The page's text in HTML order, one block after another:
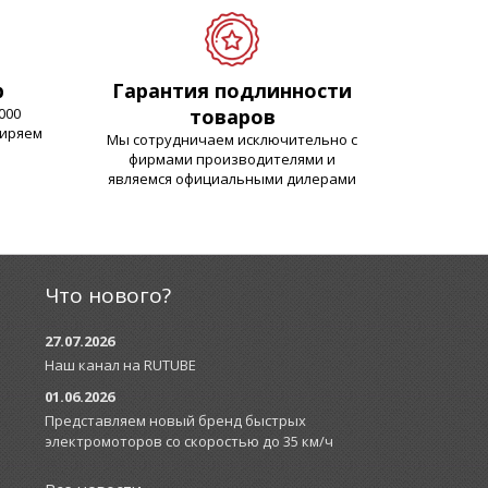
Гарантия подлинности
товаров
Мы сотрудничаем исключительно с
фирмами производителями и
являемся официальными дилерами
Что нового?
27.07.2026
Наш канал на RUTUBE
01.06.2026
Представляем новый бренд быстрых
электромоторов со скоростью до 35 км/ч